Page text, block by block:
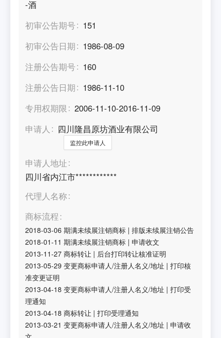
-酒
初审公告期号
151
初审公告日期
1986-08-09
注册公告期号
160
注册公告日期
1986-11-10
专用权期限
2006-11-10-2016-11-09
申请人
四川隆昌原坊酒业有限公司
监控此申请人
申请人地址
四川省内江市************
代理人名称
商标流程
2018-03-06 期满未续展注销商标 |排版未续展注销公告
2018-01-11 期满未续展注销商标 |申请收文
2013-11-27 商标转让 | 后台打印转让核准证明
2013-05-29 变更商标申请人/注册人名义/地址 |打印核
准变更证明
2013-04-18 变更商标申请人/注册人名义/地址 |打印受
理通知
2013-04-18 商标转让 |打印受理通知
2013-03-21 变更商标申请人/注册人名义/地址 |申请收